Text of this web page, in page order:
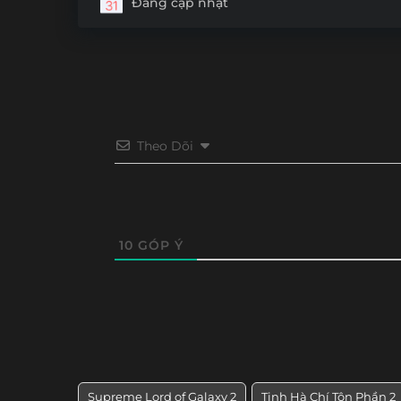
Tập 16
Theo Dõi
10 GÓP Ý
Supreme Lord of Galaxy 2 Tinh Hà Chí Tôn Phần 2